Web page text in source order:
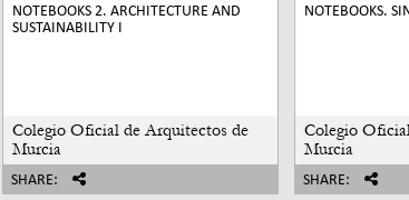
NOTEBOOKS 2. ARCHITECTURE AND
SUSTAINABILITY I
Colegio Oficial de Arquitectos de
Murcia
SHARE:
NOTEBOOKS.
Colegio
Murcia
SHARE: